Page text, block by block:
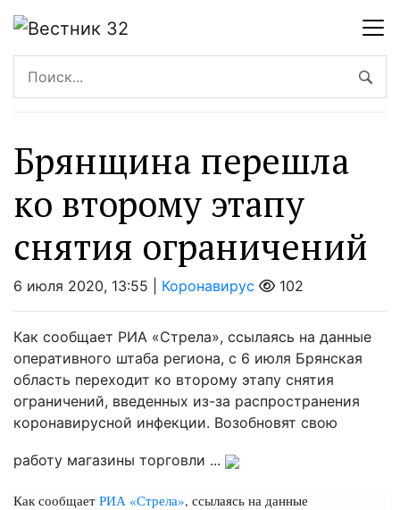
Брянщина перешла
ко второму этапу
снятия ограничений
6 июля 2020, 13:55 | Коронавирус 102
Как сообщает РИА «Стрела», ссылаясь на данные
оперативного штаба региона, с 6 июля Брянская
область переходит ко второму этапу снятия
ограничений, введенных из-за распространения
коронавирусной инфекции. Возобновят свою
работу магазины торговли ...
Как сообщает РИА «Стрела», ссылаясь на данные